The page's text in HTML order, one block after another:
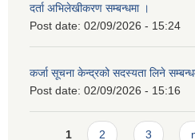
दर्ता अभिलेखीकरण सम्बन्धमा ।
Post date: 02/09/2026 - 15:24
कर्जा सूचना केन्द्रको सदस्यता लिने
Post date: 02/09/2026 - 15:16
Pages
1 2 3